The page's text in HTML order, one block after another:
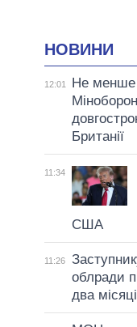
НОВИНИ
12:01
Не менше
Британії
11:34
США
11:26
облради
два місяці